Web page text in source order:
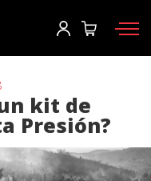
kit de
Presión?